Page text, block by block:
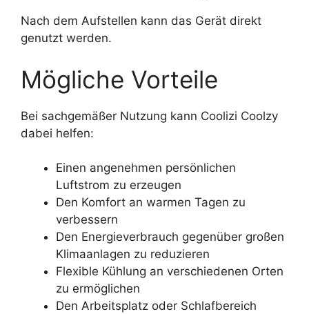
Nach dem Aufstellen kann das Gerät direkt
genutzt werden.
Mögliche Vorteile
Bei sachgemäßer Nutzung kann Coolizi Coolzy
dabei helfen:
Einen angenehmen persönlichen
Luftstrom zu erzeugen
Den Komfort an warmen Tagen zu
verbessern
Den Energieverbrauch gegenüber großen
Klimaanlagen zu reduzieren
Flexible Kühlung an verschiedenen Orten
zu ermöglichen
Den Arbeitsplatz oder Schlafbereich